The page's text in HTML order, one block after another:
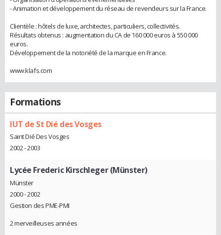
- Animation et développement du réseau de revendeurs sur la France.
Clientèle : hôtels de luxe, architectes, particuliers, collectivités.
Résultats obtenus : augmentation du CA de 160 000 euros à 550 000
euros.
Développement de la notoriété de la marque en France.
www.klafs.com
Formations
IUT de St Dié des Vosges
Saint Dié Des Vosges
2002 - 2003
Lycée Frederic Kirschleger (Münster)
Münster
2000 - 2002
Gestion des PME-PMI
2 merveilleuses années